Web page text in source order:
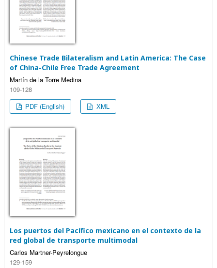
Chinese Trade Bilateralism and Latin America: The Case
of China-Chile Free Trade Agreement
Martín de la Torre Medina
109-128
PDF (English)
XML
Los puertos del Pacífico mexicano en el contexto de la
red global de transporte multimodal
Carlos Martner-Peyrelongue
129-159